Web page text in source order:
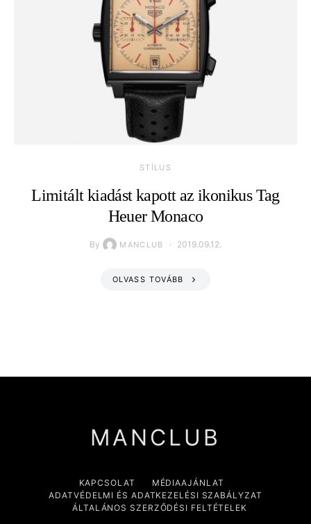
STÍLUS
Limitált kiadást kapott az ikonikus Tag
Heuer Monaco
By MANCLUB 2019.09.12.
OLVASS TOVÁBB
MANCLUB
KAPCSOLAT
MÉDIAAJÁNLAT
ADATVÉDELMI ÉS ADATKEZELÉSI SZABÁLYZAT
ÁLTALÁNOS SZERZŐDÉSI FELTÉTELEK